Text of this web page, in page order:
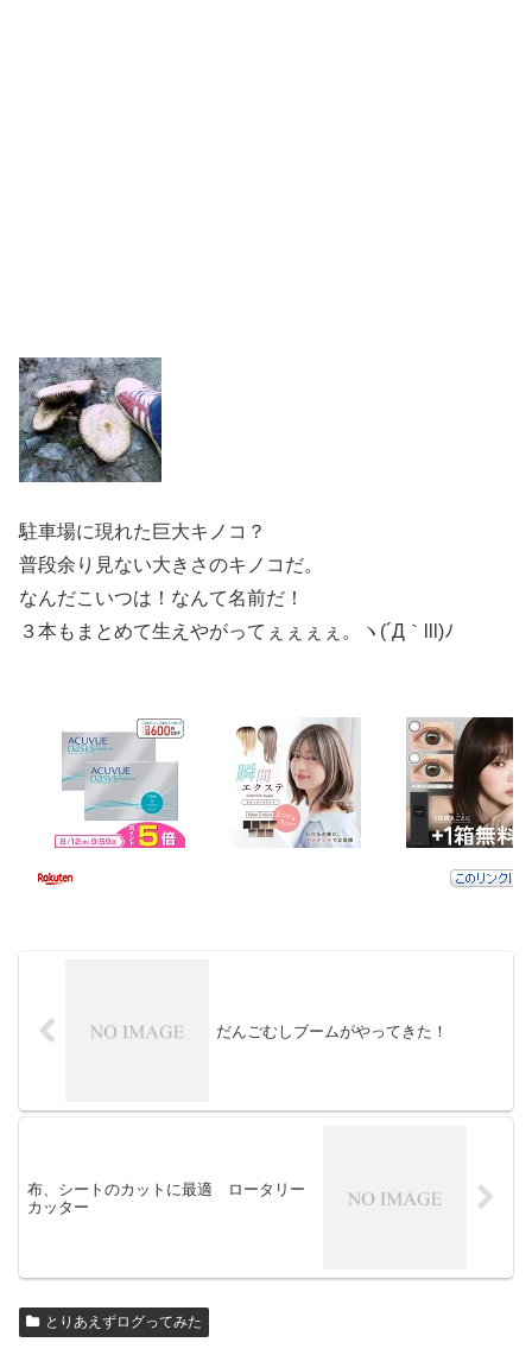
駐車場に現れた巨大キノコ？
普段余り見ない大きさのキノコだ。
なんだこいつは！なんて名前だ！
３本もまとめて生えやがってぇぇぇぇ。ヽ(´Д｀lll)ﾉ
だんごむしブームがやってきた！
布、シートのカットに最適 ロータリー
カッター
とりあえずログってみた